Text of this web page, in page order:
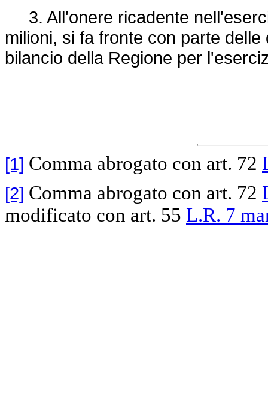
3. All'onere ricadente
milioni, si fa fronte con parte
bilancio della Regione per
[1] Comma abrogato con art. 72
[2] Comma abrogato con art. 72
modificato con art. 55 L.R. 7